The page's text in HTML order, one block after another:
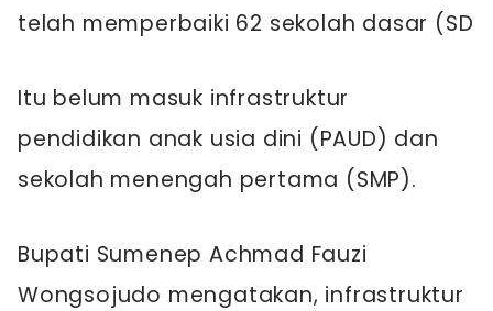
telah memperbaiki 62 sekolah dasar (SD
Itu belum masuk infrastruktur
pendidikan anak usia dini (PAUD) dan
sekolah menengah pertama (SMP).
Bupati Sumenep Achmad Fauzi
Wongsojudo mengatakan, infrastruktur